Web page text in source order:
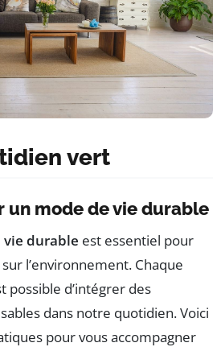
vert
un mode de vie durable
vie durable est essentiel pour
sur l’environnement. Chaque
possible d’intégrer des
dans notre quotidien. Voici
pour vous accompagner